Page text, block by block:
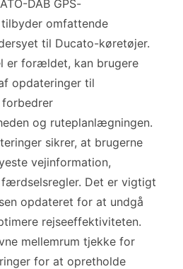
DAB GPS-
omfattende
til Ducato-køretøjer.
er forældet, kan brugere
opdateringer til
og ruteplanlægningen.
sikrer, at brugerne
vejinformation,
Det er vigtigt
opdateret for at undgå
rejseeffektiviteten.
mellemrum tjekke for
for at opretholde